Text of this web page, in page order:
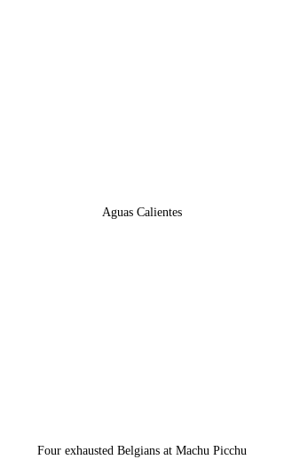
Aguas Calientes
Four exhausted Belgians at Machu Picchu